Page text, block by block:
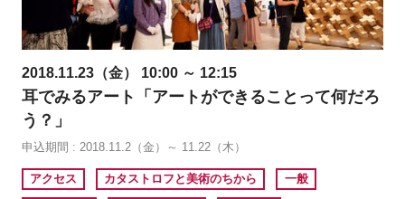
2018.11.23（金） 10:00 ～ 12:15
耳でみるアート「アートができることって何だろ
う？」
申込期間 : 2018.11.2（金）～ 11.22（木）
アクセス カタストロフと美術のちから 一般